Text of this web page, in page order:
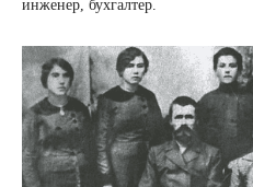
инженер, бухгалтер.